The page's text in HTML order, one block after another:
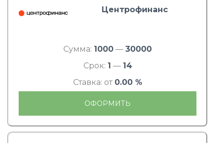
Центрофинанс
Сумма: 1000 — 30000
Срок: 1 — 14
Ставка: от 0.00 %
ОФОРМИТЬ